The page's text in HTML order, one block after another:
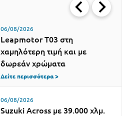
06/08/2026
Leapmotor T03 στη
χαμηλότερη τιμή και με
δωρεάν χρώματα
Δείτε περισσότερα >
06/08/2026
Suzuki Across με 39.000 χλμ.